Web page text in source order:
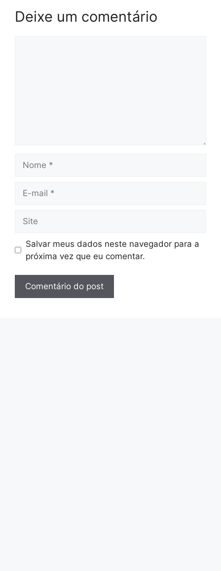
Deixe um comentário
mail
Salvar meus dados neste navegador para a
próxima vez que eu comentar.